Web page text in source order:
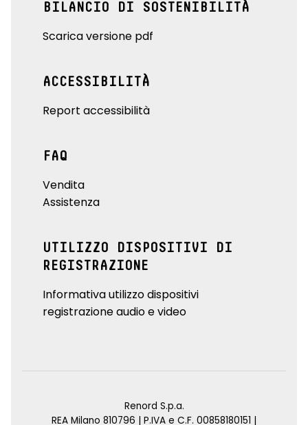
BILANCIO DI SOSTENIBILITÀ
Scarica versione pdf
ACCESSIBILITÀ
Report accessibilità
FAQ
Vendita
Assistenza
UTILIZZO DISPOSITIVI DI
REGISTRAZIONE
Informativa utilizzo dispositivi
registrazione audio e video
Renord S.p.a.
REA Milano 810796 | P.IVA e C.F. 00858180151 |